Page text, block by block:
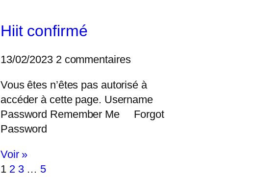
Hiit confirmé
13/02/2023 2 commentaires
Vous êtes n’êtes pas autorisé à
accéder à cette page. Username
Password Remember Me Forgot
Password
Voir »
1 2 3 … 5